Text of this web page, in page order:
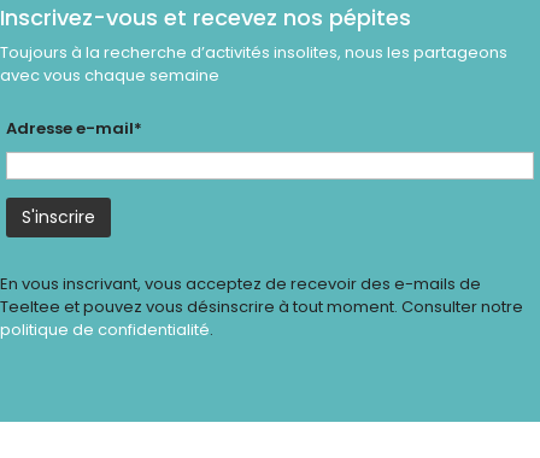
Inscrivez-vous et recevez nos pépites
Toujours à la recherche d’activités insolites, nous les partageons
avec vous chaque semaine
Adresse e-mail*
En vous inscrivant, vous acceptez de recevoir des e-mails de
Teeltee et pouvez vous désinscrire à tout moment. Consulter notre
politique de confidentialité.